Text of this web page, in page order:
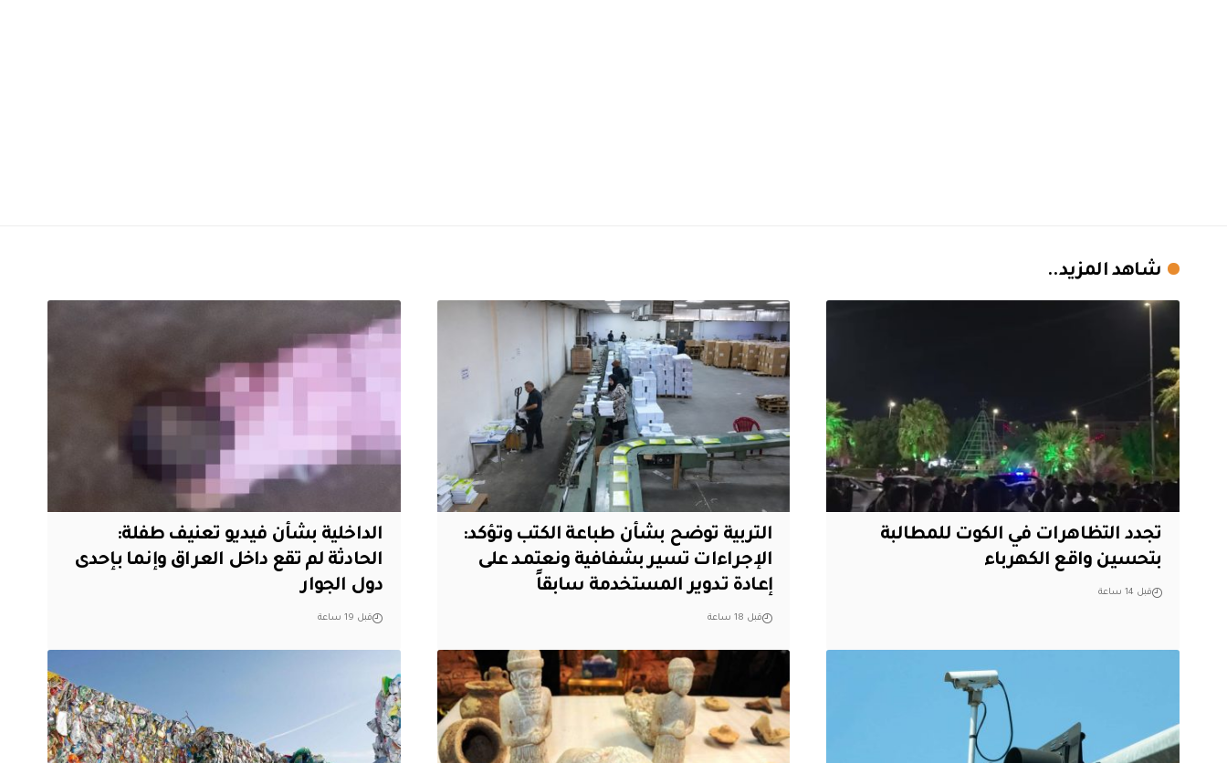
شاهد المزيد..
تجدد التظاهرات في الكوت للمطالبة
بتحسين واقع الكهرباء
قبل 14 ساعة
التربية توضح بشأن طباعة الكتب وتؤكد:
الإجراءات تسير بشفافية ونعتمد على
إعادة تدوير المستخدمة سابقاً
قبل 18 ساعة
الداخلية بشأن فيديو تعنيف طفلة:
الحادثة لم تقع داخل العراق وإنما بإحدى
دول الجوار
قبل 19 ساعة